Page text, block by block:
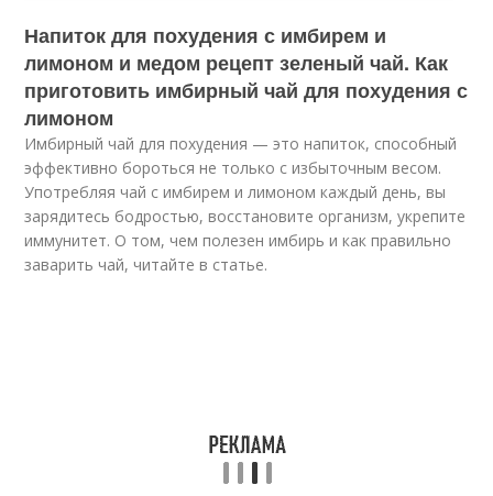
Напиток для похудения с имбирем и
лимоном и медом рецепт зеленый чай. Как
приготовить имбирный чай для похудения с
лимоном
Имбирный чай для похудения — это напиток, способный
эффективно бороться не только с избыточным весом.
Употребляя чай с имбирем и лимоном каждый день, вы
зарядитесь бодростью, восстановите организм, укрепите
иммунитет. О том, чем полезен имбирь и как правильно
заварить чай, читайте в статье.